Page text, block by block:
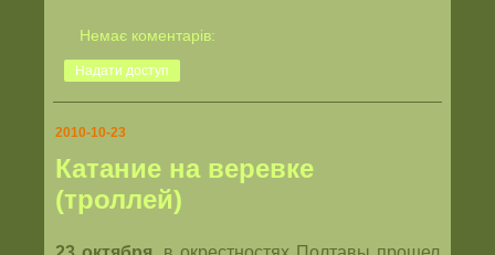
Немає коментарів:
Надати доступ
2010-10-23
Катание на веревке
(троллей)